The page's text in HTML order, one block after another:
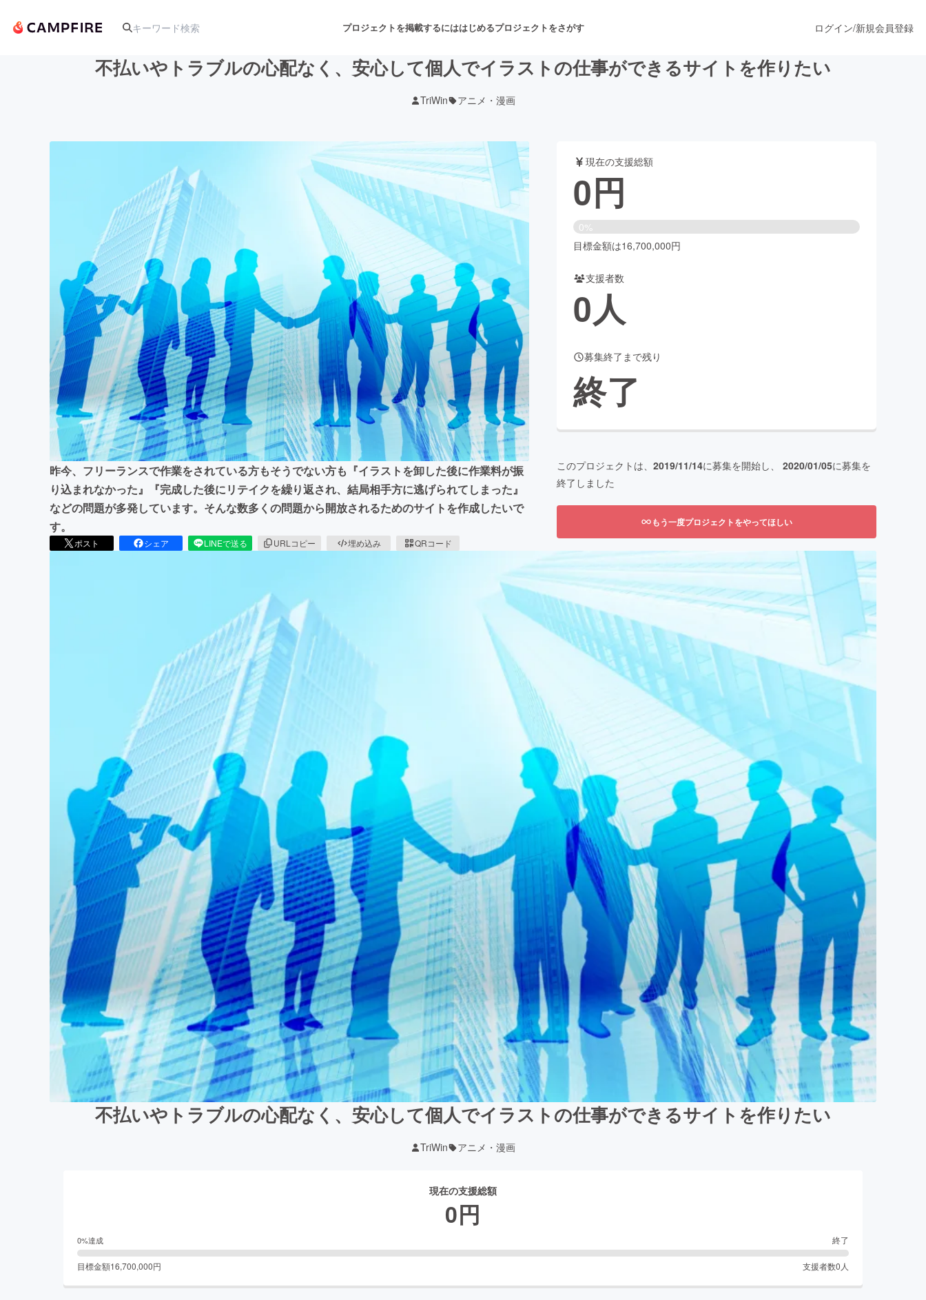
プロジェクトを掲載するにははじめるプロジェクトをさがす
アート・写真 音楽 舞台・パフォーマンス
テクノロジー・ガジェット ゲーム・サービス開発 フード・飲食店
映像・映画 書籍・雑誌出版 アニメ・漫画
ビジネス・起業 チャレンジ ビューティー・ヘルスケア
まちづくり・地域活性化
CAMPFIRE for Social Good
CAMPFIRE Creation
CAMPFIREふるさと納税
machi-yaコミュニティ
ログイン/新規会員登録
不払いやトラブルの心配なく、安心して個人でイラストの仕事ができるサイトを作りたい
TriWin アニメ・漫画
昨今、フリーランスで作業をされている方もそうでない方も『イラストを卸した後に作業料が振
り込まれなかった』『完成した後にリテイクを繰り返され、結局相手方に逃げられてしまった』
などの問題が多発しています。そんな数多くの問題から開放されるためのサイトを作成したいで
す。
ポスト シェア LINEで送る URLコピー 埋め込み QRコード
現在の支援総額
0円
0%
目標金額は16,700,000円
支援者数
0人
募集終了まで残り
終了
このプロジェクトは、 2019/11/14に募集を開始し、 2020/01/05に募集を
終了しました
もう一度プロジェクトをやってほしい
不払いやトラブルの心配なく、安心して個人でイラストの仕事ができるサイトを作りたい
TriWin アニメ・漫画
現在の支援総額
0円
0%達成 終了
目標金額16,700,000円 支援者数0 人